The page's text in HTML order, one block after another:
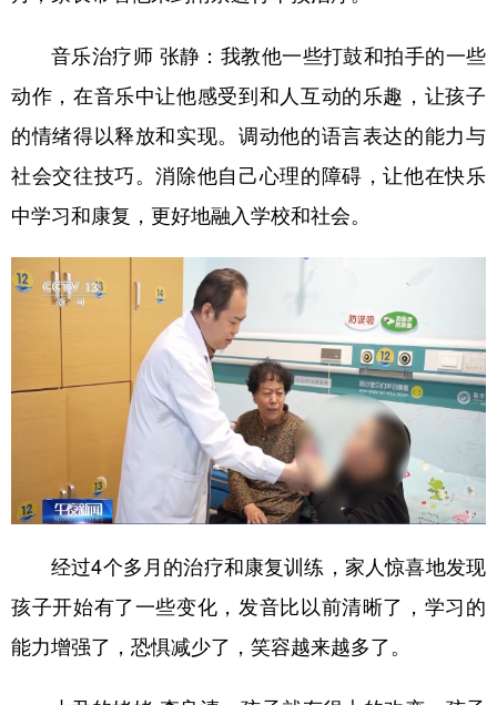
音乐治疗师 张静： 我教他一些打鼓和拍手的一些
动作，在音乐中让他感受到和人互动的乐趣，让孩子
的情绪得以释放和实现。调动他的语言表达的能力与
社会交往技巧。消除他自己心理的障碍，让他在快乐
中学习和康复，更好地融入学校和社会。
经过4个多月的治疗和康复训练，家人惊喜地发现
孩子开始有了一些变化，发音比以前清晰了，学习的
能力增强了，恐惧减少了，笑容越来越多了。